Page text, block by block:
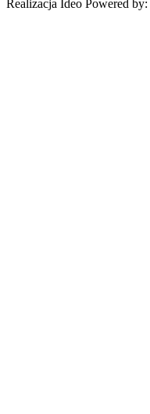
Realizacja Ideo Powered by: